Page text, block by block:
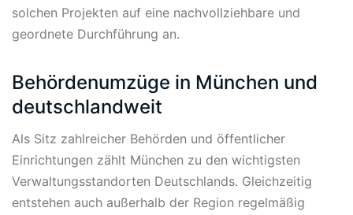
solchen Projekten auf eine nachvollziehbare und
geordnete Durchführung an.
Behördenumzüge in München und
deutschlandweit
Als Sitz zahlreicher Behörden und öffentlicher
Einrichtungen zählt München zu den wichtigsten
Verwaltungsstandorten Deutschlands. Gleichzeitig
entstehen auch außerhalb der Region regelmäßig